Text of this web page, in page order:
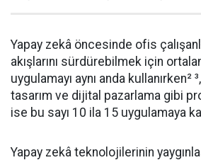
Yapay zekâ öncesinde ofis
akışlarını sürdürebilmek için
uygulamayı aynı anda kullanırken²
tasarım ve dijital pazarlama gibi
ise bu sayı 10 ila 15 uygulamaya
Yapay zekâ teknolojilerinin